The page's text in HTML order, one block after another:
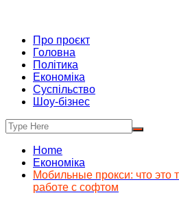
Про проєкт
Головна
Політика
Економіка
Суспільство
Шоу-бізнес
Home
Економіка
Мобильные прокси: что это
работе с софтом